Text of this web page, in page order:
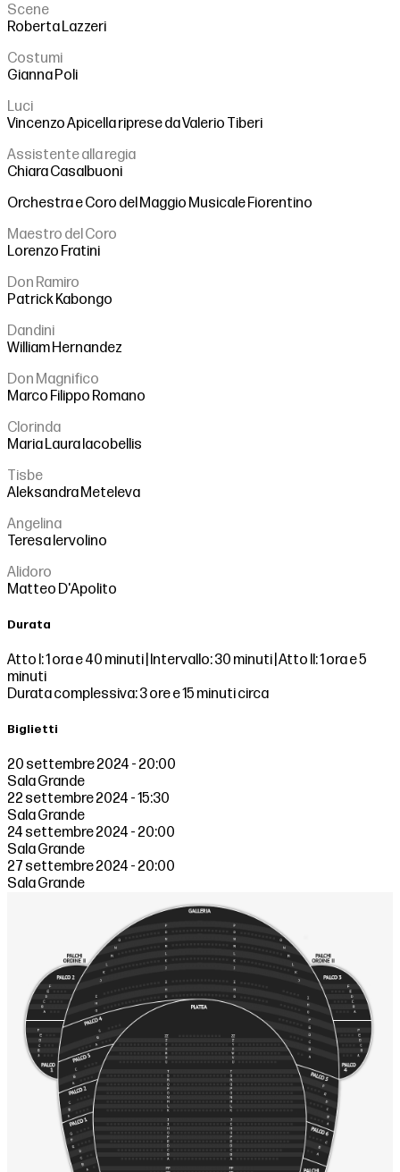
Scene
Roberta Lazzeri
Costumi
Gianna Poli
Luci
Vincenzo Apicella riprese da Valerio Tiberi
Assistente alla regia
Chiara Casalbuoni
Orchestra e Coro del Maggio Musicale Fiorentino
Maestro del Coro
Lorenzo Fratini
Don Ramiro
Patrick Kabongo
Dandini
William Hernandez
Don Magnifico
Marco Filippo Romano
Clorinda
Maria Laura Iacobellis
Tisbe
Aleksandra Meteleva
Angelina
Teresa Iervolino
Alidoro
Matteo D'Apolito
Durata
Atto I: 1 ora e 40 minuti | Intervallo: 30 minuti | Atto II: 1 ora e 5
minuti
Durata complessiva: 3 ore e 15 minuti circa
Biglietti
20 settembre 2024 - 20:00
Sala Grande
22 settembre 2024 - 15:30
Sala Grande
24 settembre 2024 - 20:00
Sala Grande
27 settembre 2024 - 20:00
Sala Grande